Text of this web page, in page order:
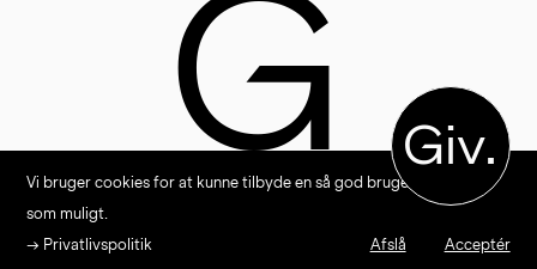
Giv.
Vi bruger cookies for at kunne tilbyde en så god brugeroplevelse
som muligt.
→ Privatlivspolitik
Afslå Acceptér
G